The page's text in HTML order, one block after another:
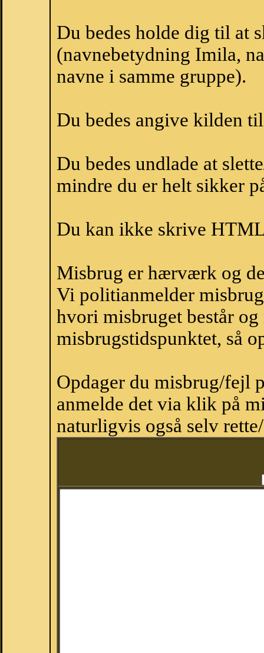
Du bedes holde dig til at
(navnebetydning Imila,
navne i samme gruppe).
Du bedes angive kilden
Du bedes undlade at
mindre du er helt sikker
Du kan ikke skrive
Misbrug er hærværk og
Vi politianmelder
hvori misbruget består
misbrugstidspunktet, så
Opdager du misbrug/fejl
anmelde det via klik på
naturligvis også selv